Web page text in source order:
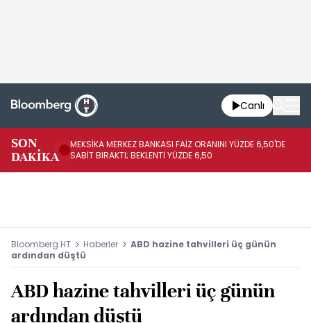
Canlı
SON
DAKİKA
MEKSİKA MERKEZ BANKASI FAİZ ORANINI YÜZDE 6,50'DE
SABİT BIRAKTI; BEKLENTİ YÜZDE 6,50
Bloomberg HT Haberler
ABD hazine tahvilleri üç günün
ardından düştü
ABD hazine tahvilleri üç günün
ardından düştü